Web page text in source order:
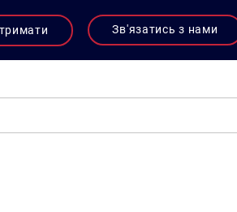
Зв'язатись з нами